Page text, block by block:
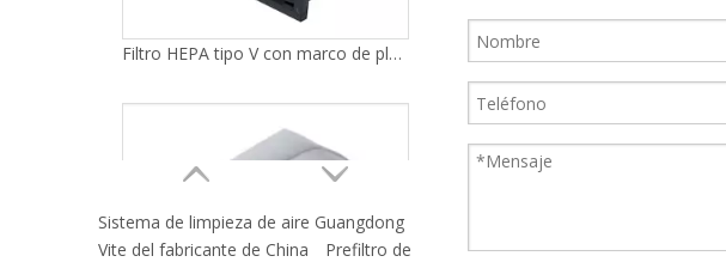
Medios filtrantes de aire sintéticos
Sistema de limpieza de aire Guangdong
Vite del fabricante de China
Prefiltro de